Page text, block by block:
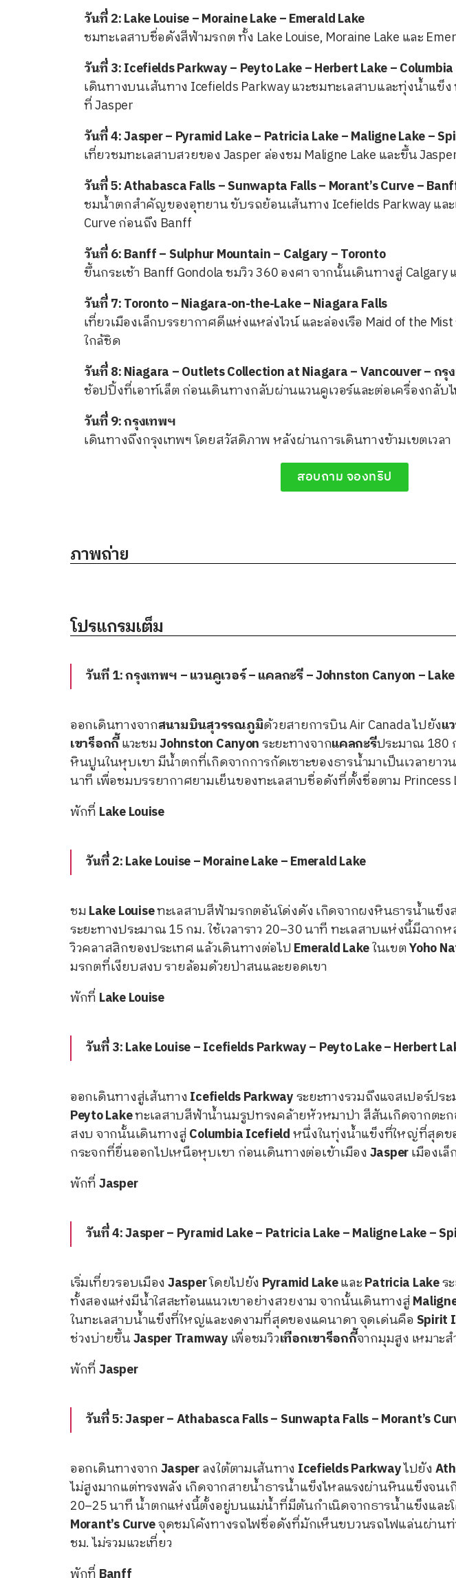
วันที่ 2: Lake Louise – Moraine Lake – Emerald Lake
ชมทะเลสาบชื่อดังสีฟ้ามรกต ทั้ง Lake Louise, Moraine Lake และ
วันที่ 3: Icefields Parkway – Peyto Lake – Herbert Lake –
เดินทางบนเส้นทาง Icefields Parkway แวะชมทะเลสาบและทุ่งน้ำแข็
ที่ Jasper
วันที่ 4: Jasper – Pyramid Lake – Patricia Lake – Maligne Lake –
เที่ยวชมทะเลสาบสวยของ Jasper ล่องชม Maligne Lake และขึ้น
วันที่ 5: Athabasca Falls – Sunwapta Falls – Morant’s Curve –
ชมน้ำตกสำคัญของอุทยาน ขับรถย้อนเส้นทาง Icefields Parkway และ
Curve ก่อนถึง Banff
วันที่ 6: Banff – Sulphur Mountain – Calgary – Toronto
ขึ้นกระเช้า Banff Gondola ชมวิว 360 องศา จากนั้นเดินทางสู่
วันที่ 7: Toronto – Niagara-on-the-Lake – Niagara Falls
เที่ยวเมืองเล็กบรรยากาศดีแห่งแหล่งไวน์ และล่องเรือ Maid of the
ใกล้ชิด
วันที่ 8: Niagara – Outlets Collection at Niagara – Vancouver – กรุ
ช้อปปิ้งที่เอาท์เล็ต ก่อนเดินทางกลับผ่านแวนคูเวอร์และต่อเครื่องกลับ
วันที่ 9: กรุงเทพฯ
เดินทางถึงกรุงเทพฯ โดยสวัสดิภาพ หลังผ่านการเดินทางข้ามเขตเวลา
สอบถาม จองทริป
ภาพถ่าย
โปรแกรมเต็ม
วันที 1: กรุงเทพฯ – แวนคูเวอร์ – แคลกะรี – Johnston Canyon –
ออกเดินทางจากสนามบินสุวรรณภูมิด้วยสายการบิน Air Canada ไปยังแ
เขาร็อกกี้แวะชมJohnston Canyonระยะทางจากแคลกะรีประมาณ 180
หินปูนในหุบเขา มีน้ำตกที่เกิดจากการกัดเซาะของธารน้ำมาเป็นเวลายา
นาที เพื่อชมบรรยากาศยามเย็นของทะเลสาบชื่อดังที่ตั้งชื่อตาม Princess
พักที่ Lake Louise
วันที่ 2: Lake Louise – Moraine Lake – Emerald Lake
ชมLake Louiseทะเลสาบสีฟ้ามรกตอันโด่งดัง เกิดจากผงหินธารน้ำแข็
ระยะทางประมาณ 15 กม. ใช้เวลาราว 20–30 นาที ทะเลสาบแห่งนี้มีฉาก
วิวคลาสสิกของประเทศ แล้วเดินทางต่อไปEmerald LakeในเขตYoho
มรกตที่เงียบสงบ รายล้อมด้วยป่าสนและยอดเขา
พักที่ Lake Louise
วันที่ 3: Lake Louise – Icefields Parkway – Peyto Lake – Herbert
ออกเดินทางสู่เส้นทางIcefields Parkwayระยะทางรวมถึงแจสเปอร์ปร
Peyto Lakeทะเลสาบสีฟ้าน้ำนมรูปทรงคล้ายหัวหมาป่า สีสันเกิดจากตะก
สงบ จากนั้นเดินทางสู่Columbia Icefieldหนึ่งในทุ่งน้ำแข็งที่ใหญ่ที่สุดข
กระจกที่ยื่นออกไปเหนือหุบเขา ก่อนเดินทางต่อเข้าเมืองJasperเมืองเ
พักที่Jasper
วันที่ 4: Jasper – Pyramid Lake – Patricia Lake – Maligne Lake –
เริ่มเที่ยวรอบเมืองJasperโดยไปยัง Pyramid LakeและPatricia Lakeร
ทั้งสองแห่งมีน้ำใสสะท้อนแนวเขาอย่างสวยงาม จากนั้นเดินทางสู่
ในทะเลสาบน้ำแข็งที่ใหญ่และงดงามที่สุดของแคนาดา จุดเด่นคือ Spirit
ช่วงบ่ายขึ้นJasper Tramway เพื่อชมวิวเทือกเขาร็อกกี้จากมุมสูง เหมาะ
พักที่Jasper
วันที่ 5: Jasper – Athabasca Falls – Sunwapta Falls – Morant’s
ออกเดินทางจากJasperลงใต้ตามเส้นทาง Icefields Parkwayไปยัง
ไม่สูงมากแต่ทรงพลัง เกิดจากสายน้ำธารน้ำแข็งไหลแรงผ่านหินแข็งจน
20–25 นาที น้ำตกแห่งนี้ตั้งอยู่บนแม่น้ำที่มีต้นกำเนิดจากธารน้ำแข็งและ
Morant’s Curveจุดชมโค้งทางรถไฟชื่อดังที่มักเห็นขบวนรถไฟแล่นผ่านท่
ชม. ไม่รวมแวะเที่ยว